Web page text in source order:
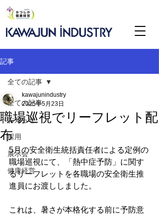
記事
全ての記事
お知らせ
採用
展示会
健康経営
全ての記事
職場巡視でリーフレット配
布
kawajunindustry
2025年5月23日
5月の安全衛生統括責任者による定例の
職場巡視にて、「熱中症予防」に関す
るリーフレットを各職場の安全衛生推
進員にお渡ししました。
これは、暑さが本格化する前に予防意